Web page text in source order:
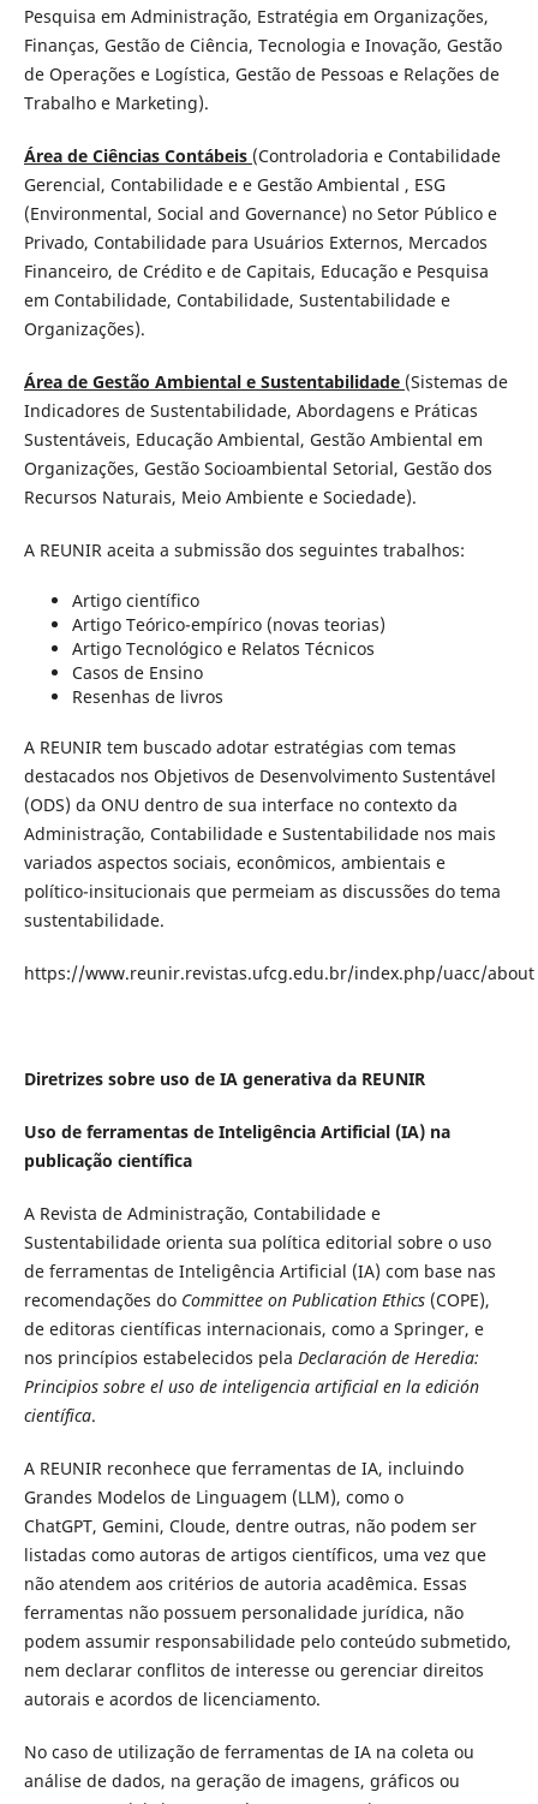
Pesquisa em Administração, Estratégia em Organizações,
Finanças, Gestão de Ciência, Tecnologia e Inovação, Gestão
de Operações e Logística, Gestão de Pessoas e Relações de
Trabalho e Marketing).
Área de Ciências Contábeis (Controladoria e Contabilidade
Gerencial, Contabilidade e e Gestão Ambiental , ESG
(Environmental, Social and Governance) no Setor Público e
Privado, Contabilidade para Usuários Externos, Mercados
Financeiro, de Crédito e de Capitais, Educação e Pesquisa
em Contabilidade, Contabilidade, Sustentabilidade e
Organizações).
Área de Gestão Ambiental e Sustentabilidade (Sistemas de
Indicadores de Sustentabilidade, Abordagens e Práticas
Sustentáveis, Educação Ambiental, Gestão Ambiental em
Organizações, Gestão Socioambiental Setorial, Gestão dos
Recursos Naturais, Meio Ambiente e Sociedade).
A REUNIR aceita a submissão dos seguintes trabalhos:
Artigo científico
Artigo Teórico-empírico (novas teorias)
Artigo Tecnológico e Relatos Técnicos
Casos de Ensino
Resenhas de livros
A REUNIR tem buscado adotar estratégias com temas
destacados nos Objetivos de Desenvolvimento Sustentável
(ODS) da ONU dentro de sua interface no contexto da
Administração, Contabilidade e Sustentabilidade nos mais
variados aspectos sociais, econômicos, ambientais e
político-insitucionais que permeiam as discussões do tema
sustentabilidade.
https://www.reunir.revistas.ufcg.edu.br/index.php/uacc/about
Diretrizes sobre uso de IA generativa da REUNIR
Uso de ferramentas de Inteligência Artificial (IA) na
publicação científica
A Revista de Administração, Contabilidade e
Sustentabilidade orienta sua política editorial sobre o uso
de ferramentas de Inteligência Artificial (IA) com base nas
recomendações do Committee on Publication Ethics(COPE),
de editoras científicas internacionais, como a Springer, e
nos princípios estabelecidos pela Declaración de Heredia:
Principios sobre el uso de inteligencia artificial en la edición
científica.
A REUNIR reconhece que ferramentas de IA, incluindo
Grandes Modelos de Linguagem (LLM), como o
ChatGPT, Gemini, Cloude, dentre outras, não podem ser
listadas como autoras de artigos científicos, uma vez que
não atendem aos critérios de autoria acadêmica. Essas
ferramentas não possuem personalidade jurídica, não
podem assumir responsabilidade pelo conteúdo submetido,
nem declarar conflitos de interesse ou gerenciar direitos
autorais e acordos de licenciamento.
No caso de utilização de ferramentas de IA na coleta ou
análise de dados, na geração de imagens, gráficos ou